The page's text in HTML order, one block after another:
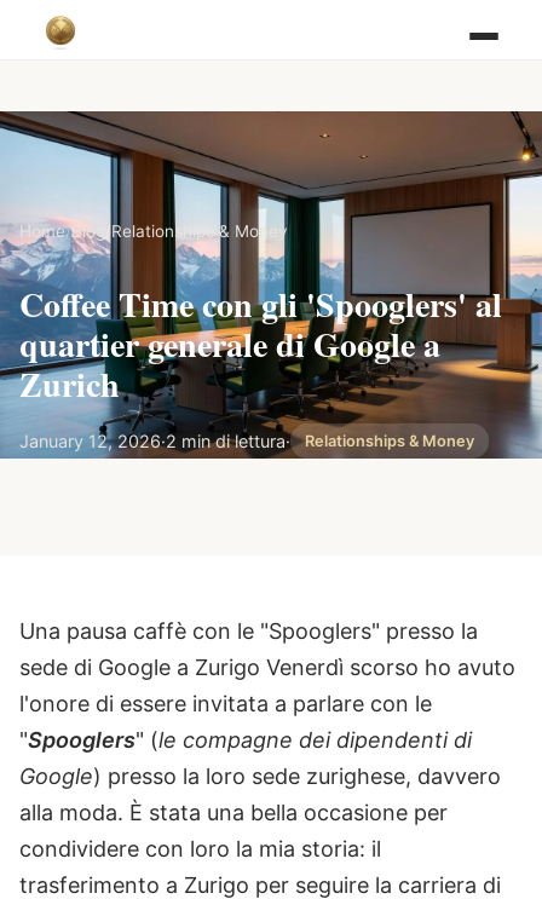
Home/Blog Relationships & Money
Coffee Time con gli 'Spooglers' al
quartier generale di Google a
Zurich
January 12, 2026·2 min di lettura· Relationships & Money
Una pausa caffè con le "Spooglers" presso la
sede di Google a Zurigo Venerdì scorso ho avuto
l'onore di essere invitata a parlare con le
"Spooglers" (le compagne dei dipendenti di
Google) presso la loro sede zurighese, davvero
alla moda. È stata una bella occasione per
condividere con loro la mia storia: il
trasferimento a Zurigo per seguire la carriera di